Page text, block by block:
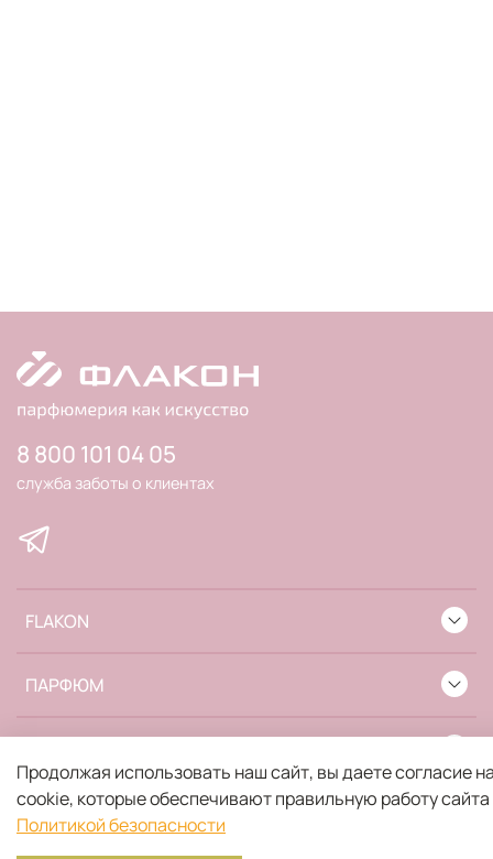
FLAKON
ПАРФЮМ
8 800 101 04 05
служба заботы о клиентах
Продолжая использовать наш сайт, вы даете согласие
cookie, которые обеспечивают правильную работу
Политикой безопасности